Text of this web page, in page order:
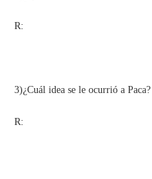
R:
3)¿Cuál idea se le ocurrió a Paca?
R: